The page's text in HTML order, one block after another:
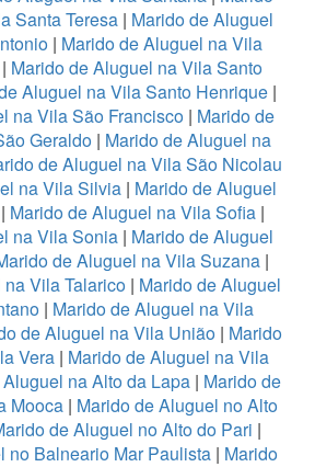
Santa Teresa| Marido de Aluguel
| Marido de Aluguel na Vila
Marido de Aluguel na Vila Santo
Aluguel na Vila Santo Henrique |
na Vila São Francisco| Marido de
Geraldo| Marido de Aluguel na
de Aluguel na Vila São Nicolau
na Vila Silvia | Marido de Aluguel
Marido de Aluguel na Vila Sofia|
na Vila Sonia | Marido de Aluguel
de Aluguel na Vila Suzana|
Vila Talarico | Marido de Aluguel
| Marido de Aluguel na Vila
de Aluguel na Vila União | Marido
Vera | Marido de Aluguel na Vila
na Alto da Lapa | Marido de
Mooca| Marido de Aluguel no Alto
de Aluguel no Alto do Pari |
no Balneario Mar Paulista| Marido